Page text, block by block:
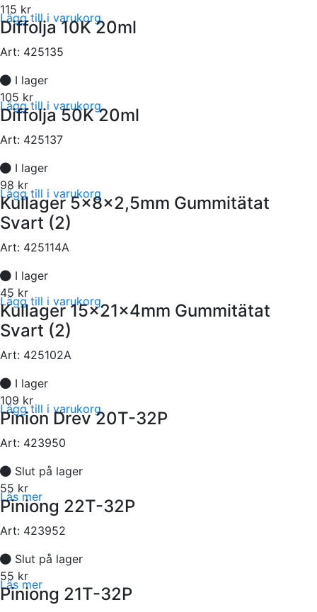
115 kr
Lägg till i varukorg
Diffolja 10K 20ml
Art: 425135
I lager
105 kr
Lägg till i varukorg
Diffolja 50K 20ml
Art: 425137
I lager
98 kr
Lägg till i varukorg
Kullager 5x8x2,5mm Gummitätat
Svart (2)
Art: 425114A
I lager
45 kr
Lägg till i varukorg
Kullager 15x21x4mm Gummitätat
Svart (2)
Art: 425102A
I lager
109 kr
Lägg till i varukorg
Pinion Drev 20T-32P
Art: 423950
Slut på lager
55 kr
Läs mer
Piniong 22T-32P
Art: 423952
Slut på lager
55 kr
Läs mer
Piniong 21T-32P